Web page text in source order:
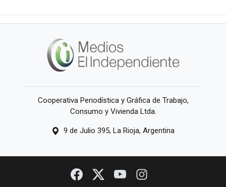
Cooperativa Periodística y Gráfica de Trabajo,
Consumo y Vivienda Ltda.
9 de Julio 395, La Rioja, Argentina